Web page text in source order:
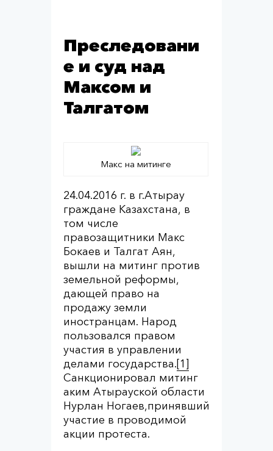
Преследовани
е и суд над
Максом и
Талгатом
Макс на митинге
24.04.2016 г. в г.Атырау
граждане Казахстана, в
том числе
правозащитники Макс
Бокаев и Талгат Аян,
вышли на митинг против
земельной реформы,
дающей право на
продажу земли
иностранцам. Народ
пользовался правом
участия в управлении
делами государства.[1]
Санкционировал митинг
аким Атырауской области
Нурлан Ногаев,принявший
участие в проводимой
акции протеста.